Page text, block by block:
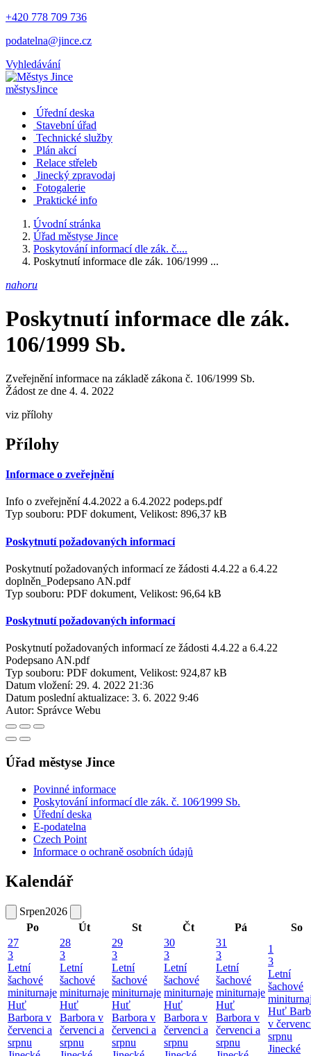
+420 778 709 736
podatelna@jince.cz
Vyhledávání
městysJince
Úřední deska
Stavební úřad
Technické služby
Plán akcí
Relace střeleb
Jinecký zpravodaj
Fotogalerie
Praktické info
Úvodní stránka
Úřad městyse Jince
Poskytování informací dle zák. č....
Poskytnutí informace dle zák. 106/1999 ...
nahoru
Poskytnutí informace dle zák.
106/1999 Sb.
Zveřejnění informace na základě zákona č. 106/1999 Sb.
Žádost ze dne 4. 4. 2022
viz přílohy
Přílohy
Informace o zveřejnění
Info o zveřejnění 4.4.2022 a 6.4.2022 podeps.pdf
Typ souboru: PDF dokument, Velikost: 896,37 kB
Poskytnutí požadovaných informací
Poskytnutí požadovaných informací ze žádosti 4.4.22 a 6.4.22
doplněn_Podepsano AN.pdf
Typ souboru: PDF dokument, Velikost: 96,64 kB
Poskytnutí požadovaných informací
Poskytnutí požadovaných informací ze žádosti 4.4.22 a 6.4.22
Podepsano AN.pdf
Typ souboru: PDF dokument, Velikost: 924,87 kB
Datum vložení: 29. 4. 2022 21:36
Datum poslední aktualizace: 3. 6. 2022 9:46
Autor: Správce Webu
Úřad městyse Jince
Povinné informace
Poskytování informací dle zák. č. 106⁄1999 Sb.
Úřední deska
E-podatelna
Czech Point
Informace o ochraně osobních údajů
Kalendář
Srpen2026
Po
Út St Čt Pá
So
27
3
Letní
šachové
miniturnaje
Huť
Barbora v
červenci a
srpnu
28
3
Letní
šachové
miniturnaje
Huť
Barbora v
červenci a
srpnu
29
3
Letní
šachové
miniturnaje
Huť
Barbora v
červenci a
srpnu
30
3
Letní
šachové
miniturnaje
Huť
Barbora v
červenci a
srpnu
31
3
Letní
šachové
miniturnaje
Huť
Barbora v
červenci a
srpnu
1
3
Letní
šachové
Huť
v
srpnu
Jinecké